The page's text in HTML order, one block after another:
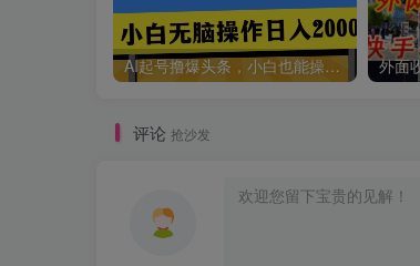
AI起号撸爆头条，小白也能操作，日入2000+
评论 抢沙发